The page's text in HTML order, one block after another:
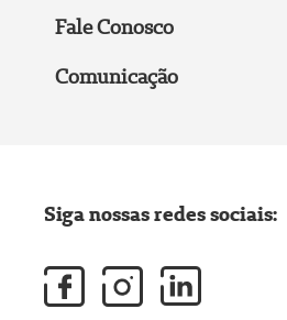
Fale Conosco
Comunicação
Siga nossas redes sociais: